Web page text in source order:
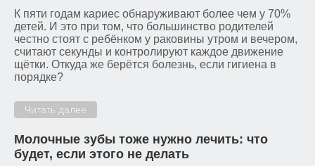
К пяти годам кариес обнаруживают более чем у 70%
детей. И это при том, что большинство родителей
честно стоят с ребёнком у раковины утром и вечером,
считают секунды и контролируют каждое движение
щётки. Откуда же берётся болезнь, если гигиена в
порядке?
Читать далее
Молочные зубы тоже нужно лечить: что
будет, если этого не делать